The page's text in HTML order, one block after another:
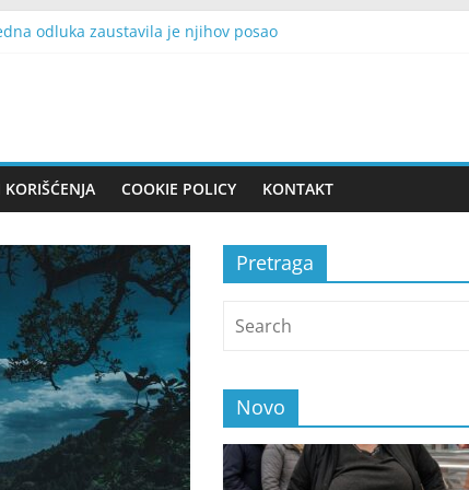
odluka zaustavila je njihov posao
obilježile obilježavanje godišnjice „Oluje“
pokojni muž: Jedna noć i snimak kamere otkrili su cijelu
COOKIE POLICY KONTAKT
Pretraga
Novo